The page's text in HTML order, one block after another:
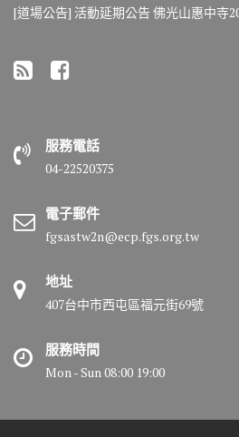
[道場公告] 活動延期公告 佛光山惠中寺
服務電話
04-22520375
電子郵件
fgsastw2n@ecp.fgs.org.tw
地址
407台中市西屯區福元街69號
服務時間
Mon - Sun 08:00 19:00